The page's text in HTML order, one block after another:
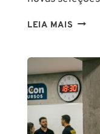
LEIA MAIS
PMPE
2026:
ATÉ
FINAL